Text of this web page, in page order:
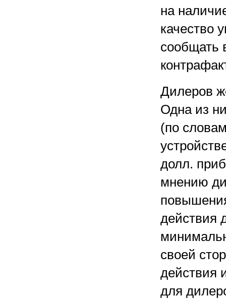
на
качество
сообщать
Дилеров
Одна из
(по
долл.
мнению
действия
своей
действия
для